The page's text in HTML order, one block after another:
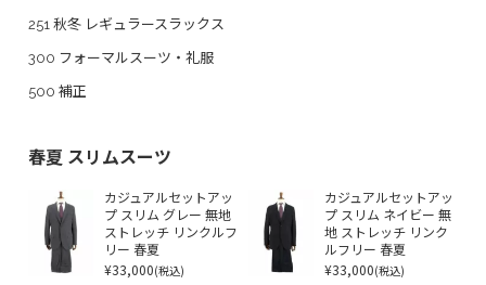
251 秋冬 レギュラースラックス
300 フォーマルスーツ・礼服
500 補正
春夏 スリムスーツ
カジュアルセットアッ
プ スリム グレー 無地
ストレッチ リンクルフ
リー 春夏
¥33,000(税込)
カジュアルセットアッ
プ スリム ネイビー 無
地 ストレッチ リンク
ルフリー 春夏
¥33,000(税込)